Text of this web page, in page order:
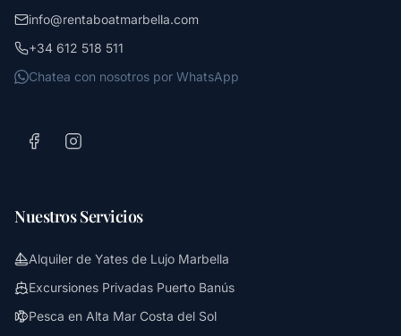
info@rentaboatmarbella.com
+34 612 518 511
Chatea con nosotros por WhatsApp
Nuestros Servicios
Alquiler de Yates de Lujo Marbella
Excursiones Privadas Puerto Banús
Pesca en Alta Mar Costa del Sol